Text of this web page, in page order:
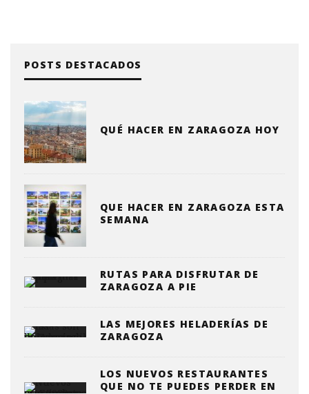
POSTS DESTACADOS
QUÉ HACER EN ZARAGOZA HOY
QUE HACER EN ZARAGOZA ESTA
SEMANA
RUTAS PARA DISFRUTAR DE
ZARAGOZA A PIE
LAS MEJORES HELADERÍAS DE
ZARAGOZA
LOS NUEVOS RESTAURANTES
QUE NO TE PUEDES PERDER EN